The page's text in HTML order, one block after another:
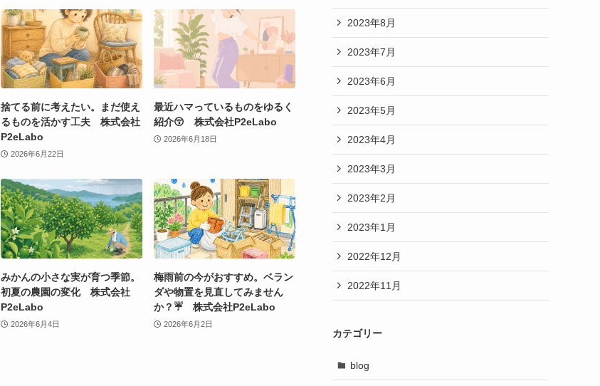
捨てる前に考えたい。まだ使え
るものを活かす工夫 株式会社
P2eLabo
2026年6月22日
最近ハマっているものをゆるく
紹介😚 株式会社P2eLabo
2026年6月18日
みかんの小さな実が育つ季節。
初夏の農園の変化 株式会社
P2eLabo
2026年6月4日
梅雨前の今がおすすめ。ベラン
ダや物置を見直してみません
か？☔ 株式会社P2eLabo
2026年6月2日
2023年8月
2023年7月
2023年6月
2023年5月
2023年4月
2023年3月
2023年2月
2023年1月
2022年12月
2022年11月
カテゴリー
blog